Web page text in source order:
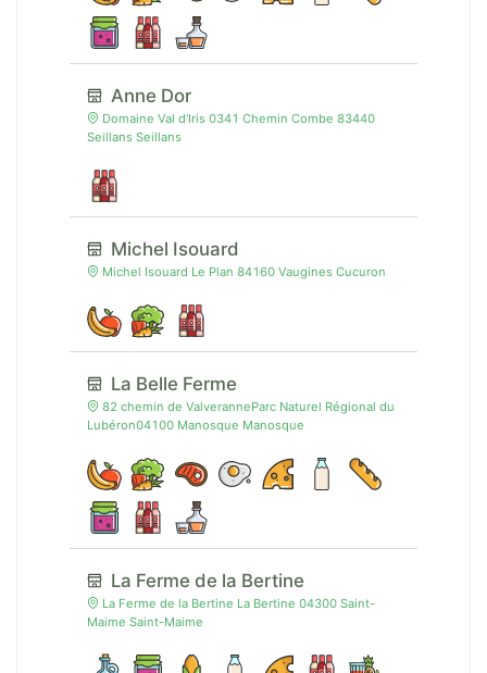
Anne Dor
Domaine Val d'Iris 0341 Chemin Combe 83440
Seillans Seillans
Michel Isouard
Michel Isouard Le Plan 84160 Vaugines Cucuron
La Belle Ferme
82 chemin de ValveranneParc Naturel Régional du
Lubéron04100 Manosque Manosque
La Ferme de la Bertine
La Ferme de la Bertine La Bertine 04300 Saint-
Maime Saint-Maime